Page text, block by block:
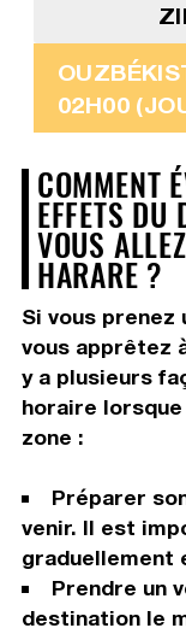
02H00
COMMENT
EFFETS DU
VOUS
HARARE ?
Si vous prenez
vous apprêtez
y a plusieurs
horaire lorsque
zone :
Préparer
venir. Il est
graduellement
Prendre un
destination le